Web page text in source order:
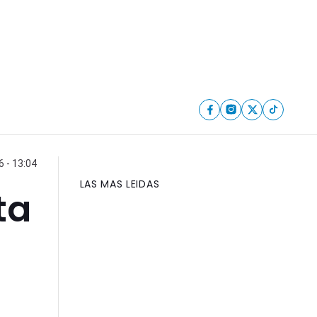
- 13:04
LAS MAS LEIDAS